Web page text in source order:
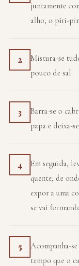
juntamente
alho, o piri-
2
Mistura-se
pouco de sal.
3
Barra-se o
papa e deixa-
4
Em seguida,
quente, de
expor a uma
se vai
5
Acompanha-
tempo que o